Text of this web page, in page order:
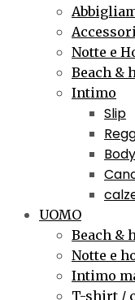
Notte e
Beach &
Intimo
Slip
UOMO
Beach &
Notte e
Intimo
T-shirt /